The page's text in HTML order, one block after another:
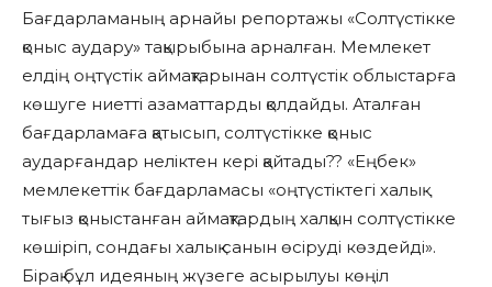
Бағдарламаның арнайы репортажы «Солтүстікке
қоныс аудару» тақырыбына арналған. Мемлекет
елдің оңтүстік аймақтарынан солтүстік облыстарға
көшуге ниетті азаматтарды қолдайды. Аталған
бағдарламаға қатысып, солтүстікке қоныс
аударғандар неліктен кері қайтады?? «Еңбек»
мемлекеттік бағдарламасы «оңтүстіктегі халық
тығыз қоныстанған аймақтардың халқын солтүстікке
көшіріп, сондағы халық санын өсіруді көздейді».
Бірақ бұл идеяның жүзеге асырылуы көңіл